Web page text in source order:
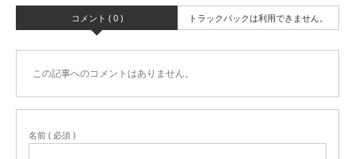
コメント ( 0 ) トラックバックは利用できません。
この記事へのコメントはありません。
名前 ( 必須 )